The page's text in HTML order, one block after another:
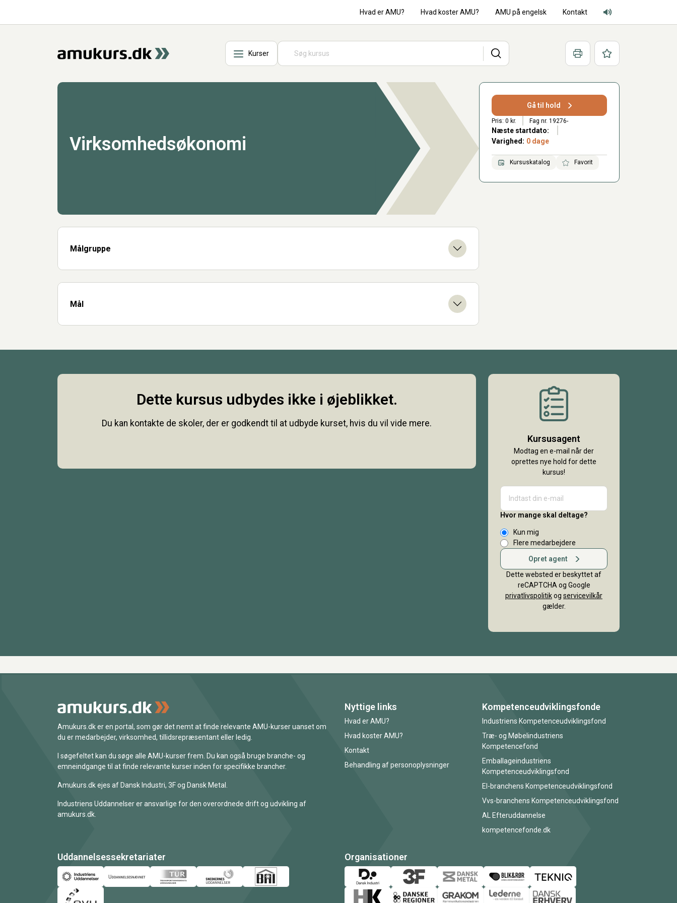
Hvad er AMU? Hvad koster AMU? AMU på engelsk Kontakt
Adgang for alle lyd
Kurser Søg Print Favoritter
Virksomhedsøkonomi
Målgruppe
Mål
Gå til hold
Pris: 0 kr. Fag nr. 19276-
Næste startdato:
Varighed: 0 dage
Kursuskatalog Favorit
Dette kursus udbydes ikke i øjeblikket.
Du kan kontakte de skoler, der er godkendt til at udbyde kurset, hvis du vil vide mere.
Kursusagent
Modtag en e-mail når der
oprettes nye hold for dette
kursus!
Hvor mange skal deltage?
Kun mig
Flere medarbejdere
Opret agent
Dette websted er beskyttet af
reCAPTCHA og Google
privatlivspolitikog servicevilkår
gælder.
Amukurs.dk er en portal, som gør det nemt at finde relevante AMU-kurser uanset om
du er medarbejder, virksomhed, tillidsrepræsentant eller ledig.
I søgefeltet kan du søge alle AMU-kurser frem. Du kan også bruge branche- og
emneindgange til at finde relevante kurser inden for specifikke brancher.
Amukurs.dk ejes af Dansk Industri, 3F og Dansk Metal.
Industriens Uddannelser er ansvarlige for den overordnede drift og udvikling af
amukurs.dk.
Nyttige links
Hvad er AMU?
Hvad koster AMU?
Kontakt
Behandling af personoplysninger
Kompetenceudviklingsfonde
Industriens Kompetenceudviklingsfond
Træ- og Møbelindustriens
Kompetencefond
Emballageindustriens
Kompetenceudviklingsfond
El-branchens Kompetenceudviklingsfond
Vvs-branchens Kompetenceudviklingsfond
AL Efteruddannelse
kompetencefonde.dk
Uddannelsessekretariater Organisationer